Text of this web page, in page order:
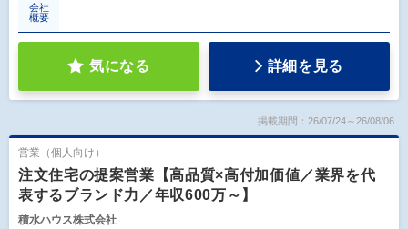
会社
概要
気になる 詳細を見る
掲載期間：26/07/24～26/08/06
営業（個人向け）
注文住宅の提案営業【高品質×高付加価値／業界を代
表するブランド力／年収600万～】
積水ハウス株式会社